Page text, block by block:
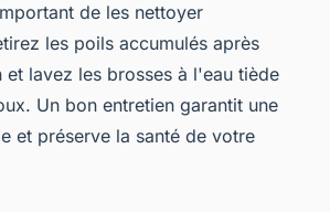
de les nettoyer
les poils accumulés après
et lavez les brosses à l'eau tiède
Un bon entretien garantit une
et préserve la santé de votre